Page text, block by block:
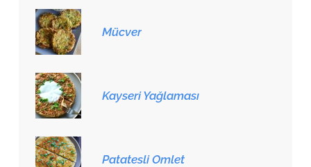
Mücver
Kayseri Yağlaması
Patatesli Omlet